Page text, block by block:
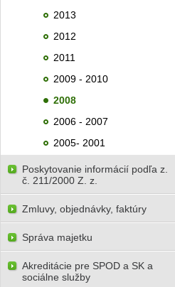
2013
2012
2011
2009 - 2010
2008
2006 - 2007
2005- 2001
Poskytovanie informácií podľa z.
č. 211/2000 Z. z.
Zmluvy, objednávky, faktúry
Správa majetku
Akreditácie pre SPOD a SK a
sociálne služby